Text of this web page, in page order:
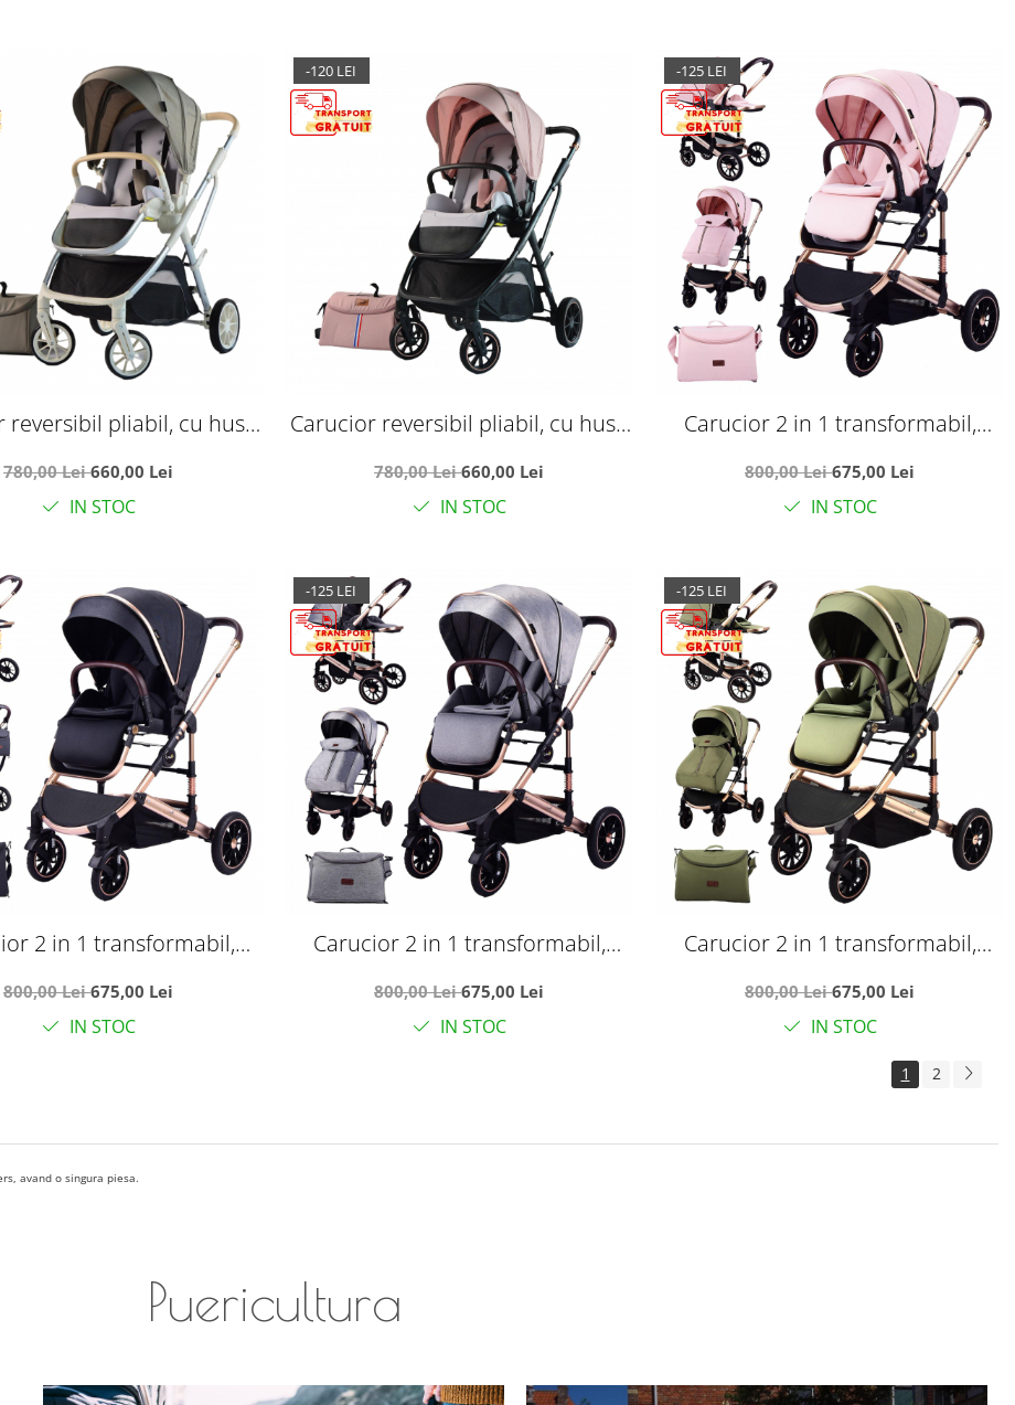
reversibil pliabil, cu husa
780,00 Lei660,00 Lei
IN STOC
-120 LEI
Carucior reversibil pliabil, cu husa
780,00 Lei660,00 Lei
IN STOC
-125 LEI
Carucior 2 in 1 transformabil,
800,00 Lei675,00 Lei
IN STOC
2 in 1 transformabil,
800,00 Lei675,00 Lei
IN STOC
-125 LEI
Carucior 2 in 1 transformabil,
800,00 Lei675,00 Lei
IN STOC
-125 LEI
Carucior 2 in 1 transformabil,
800,00 Lei675,00 Lei
IN STOC
1 2
avand o singura piesa.
Puericultura